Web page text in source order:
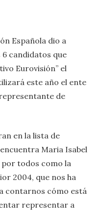
Española dio a
candidatos que
Eurovisión” el
este año el ente
de
en la lista de
Maria Isabel
todos como la
2004, que nos ha
contarnos cómo está
representar a